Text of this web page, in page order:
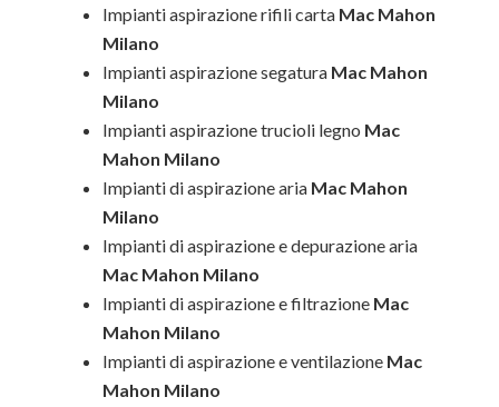
Impianti aspirazione rifili carta Mac Mahon
Milano
Impianti aspirazione segatura Mac Mahon
Milano
Impianti aspirazione trucioli legno Mac
Mahon Milano
Impianti di aspirazione aria Mac Mahon
Milano
Impianti di aspirazione e depurazione aria
Mac Mahon Milano
Impianti di aspirazione e filtrazione Mac
Mahon Milano
Impianti di aspirazione e ventilazione Mac
Mahon Milano